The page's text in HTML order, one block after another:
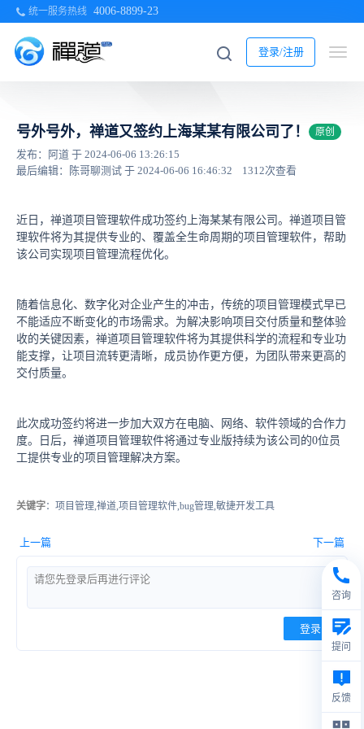
统一服务热线 4006-8899-23
登录/注册
号外号外，禅道又签约上海某某有限公司了！ 原创
发布：阿道 于 2024-06-06 13:26:15
最后编辑：陈哥聊测试 于 2024-06-06 16:46:32
1312次查看
近日，禅道项目管理软件成功签约上海某某有限公司。禅道项目管
理软件将为其提供专业的、覆盖全生命周期的项目管理软件，帮助
该公司实现项目管理流程优化。
随着信息化、数字化对企业产生的冲击，传统的项目管理模式早已
不能适应不断变化的市场需求。为解决影响项目交付质量和整体验
收的关键因素，禅道项目管理软件将为其提供科学的流程和专业功
能支撑，让项目流转更清晰，成员协作更方便，为团队带来更高的
交付质量。
此次成功签约将进一步加大双方在电脑、网络、软件领域的合作力
度。日后，禅道项目管理软件将通过专业版持续为该公司的0位员
工提供专业的项目管理解决方案。
关键字：项目管理,禅道,项目管理软件,bug管理,敏捷开发工具
上一篇 下一篇
登录
咨询
提问
反馈